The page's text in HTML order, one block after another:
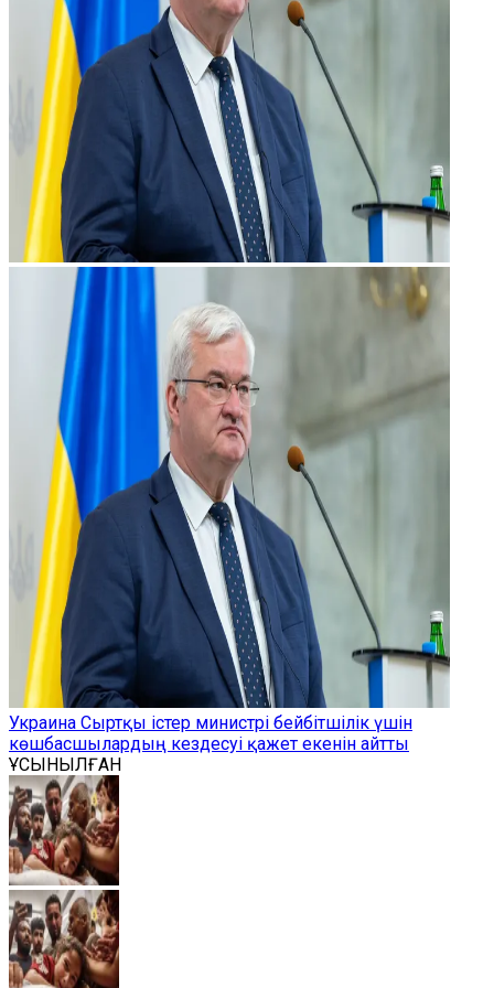
Украина Сыртқы істер министрі бейбітшілік үшін
көшбасшылардың кездесуі қажет екенін айтты
ҰСЫНЫЛҒАН